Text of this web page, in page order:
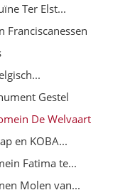
Ter Elst...
Franciscanessen
Gestel
De Welvaart
en KOBA...
Fatima te...
Molen van...